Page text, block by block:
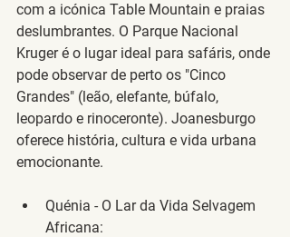
com a icónica Table Mountain e praias
deslumbrantes. O Parque Nacional
Kruger é o lugar ideal para safáris, onde
pode observar de perto os "Cinco
Grandes" (leão, elefante, búfalo,
leopardo e rinoceronte). Joanesburgo
oferece história, cultura e vida urbana
emocionante.
Quénia - O Lar da Vida Selvagem
Africana: